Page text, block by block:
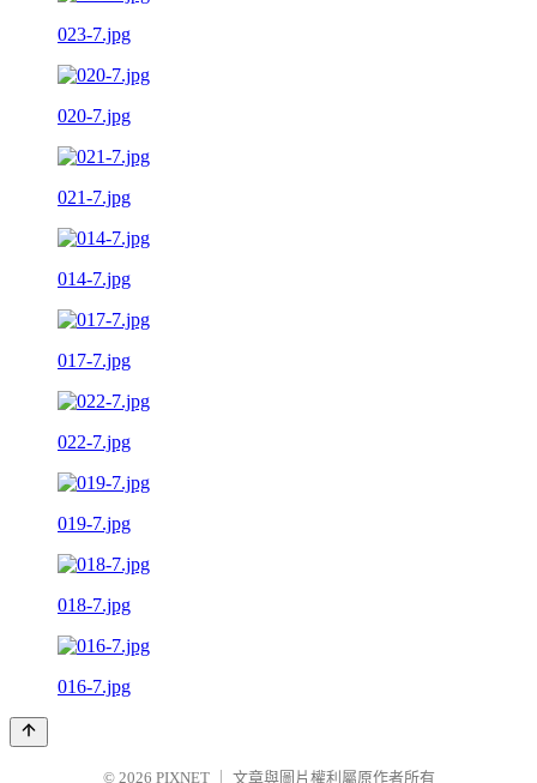
023-7.jpg
020-7.jpg
021-7.jpg
014-7.jpg
017-7.jpg
022-7.jpg
019-7.jpg
018-7.jpg
016-7.jpg
© 2026 PIXNET 文章與圖片權利屬原作者所有